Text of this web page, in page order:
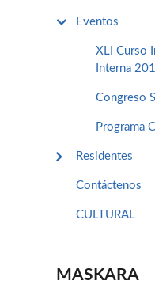
Eventos
XLI Curso
Interna
Congreso
Programa
Residentes
Contáctenos
CULTURAL
MASKARA